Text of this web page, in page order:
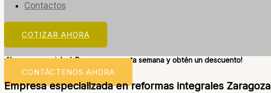
Contactos
COTIZAR AHORA
¡Ahorros especiales! ¡Reserva para esta semana y obtén un descuento!
CONTÁCTENOS AHORA
Empresa especializada en reformas integrales Zaragoza